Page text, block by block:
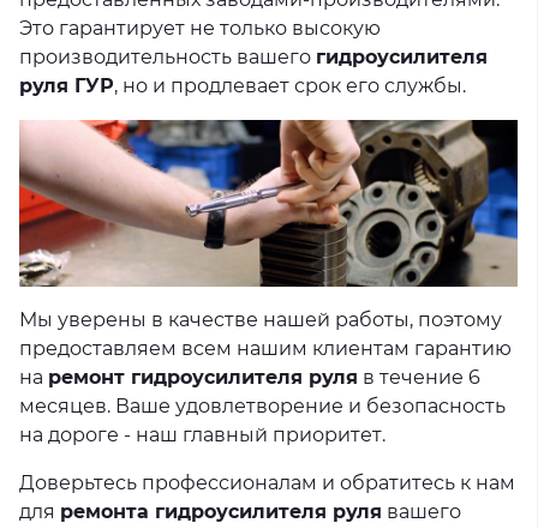
Это гарантирует не только высокую
производительность вашего гидроусилителя
руля ГУР, но и продлевает срок его службы.
Мы уверены в качестве нашей работы, поэтому
предоставляем всем нашим клиентам гарантию
на ремонт гидроусилителя руля в течение 6
месяцев. Ваше удовлетворение и безопасность
на дороге - наш главный приоритет.
Доверьтесь профессионалам и обратитесь к нам
для ремонта гидроусилителя руля вашего